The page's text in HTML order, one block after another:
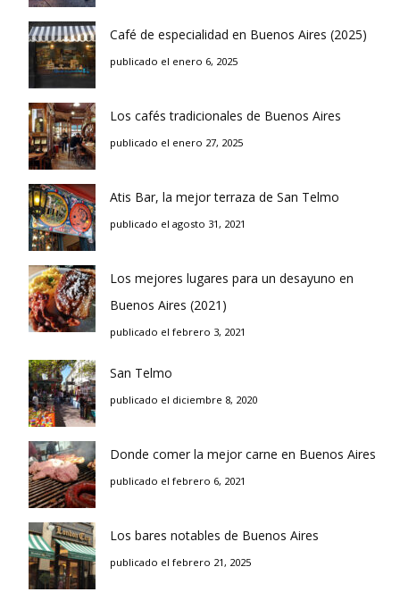
Café de especialidad en Buenos Aires (2025)
publicado el enero 6, 2025
Los cafés tradicionales de Buenos Aires
publicado el enero 27, 2025
Atis Bar, la mejor terraza de San Telmo
publicado el agosto 31, 2021
Los mejores lugares para un desayuno en
Buenos Aires (2021)
publicado el febrero 3, 2021
San Telmo
publicado el diciembre 8, 2020
Donde comer la mejor carne en Buenos Aires
publicado el febrero 6, 2021
Los bares notables de Buenos Aires
publicado el febrero 21, 2025